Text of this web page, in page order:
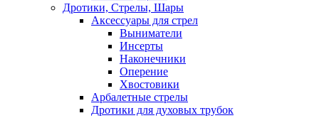
Дротики, Стрелы, Шары
Аксессуары для стрел
Выниматели
Инсерты
Наконечники
Оперение
Хвостовики
Арбалетные стрелы
Дротики для духовых трубок